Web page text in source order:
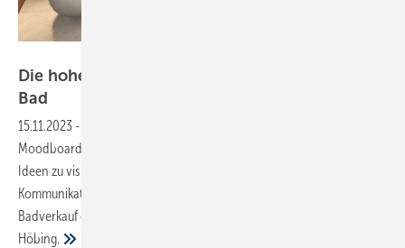
Die hohe Kunst der Materialkombination im
Bad
15.11.2023 -
Moodboards sind ein kraftvolles Werkzeug, das eingesetzt wird, um
Ideen zu visualisieren, Konzepte zu entwickeln und effektive
Kommunikation zu fördern. Wie sich diese Collagentechnik beim
Badverkauf einsetzen lässt, zeigen Tanja Meier-Römlein und André
Höbing.